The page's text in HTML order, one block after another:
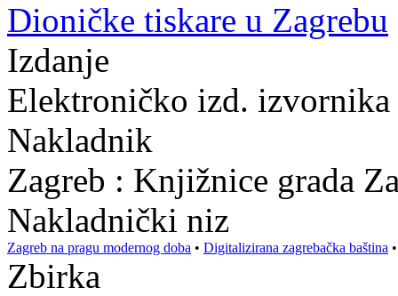
Dioničke tiskare u Zagrebu
Izdanje
Elektroničko izd.
Nakladnik
Zagreb : Knjižnice grada
Nakladnički niz
Zagreb na pragu modernog doba • Digitalizirana zagrebačka baština
Zbirka